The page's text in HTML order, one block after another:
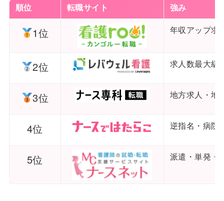
順位 転職サイト 強み
1位 年収アップ求
2位 求人数最大級
3位 地方求人・地
4位 逆指名・病院
5位 派遣・単発・